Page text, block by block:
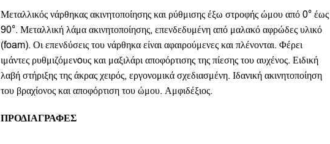
Μεταλλικός νάρθηκας ακινητοποίησης και ρύθμισης έξω στροφής ώμου από 0° έως
90°. Μεταλλική λάμα ακινητοποίησης, επενδεδυμένη από μαλακό αφρώδες υλικό
(foam). Οι επενδύσεις του νάρθηκα είναι αφαιρούμενες και πλένονται. Φέρει
ιμάντες ρυθμιζόμενoυς και μαξιλάρι αποφόρτισης της πίεσης του αυχένος. Ειδική
λαβή στήριξης της άκρας χειρός, εργονομικά σχεδιασμένη. Ιδανική ακινητοποίηση
του βραχίονος και αποφόρτιση του ώμου. Αμφιδέξιος.
ΠΡΟΔΙΑΓΡΑΦΕΣ